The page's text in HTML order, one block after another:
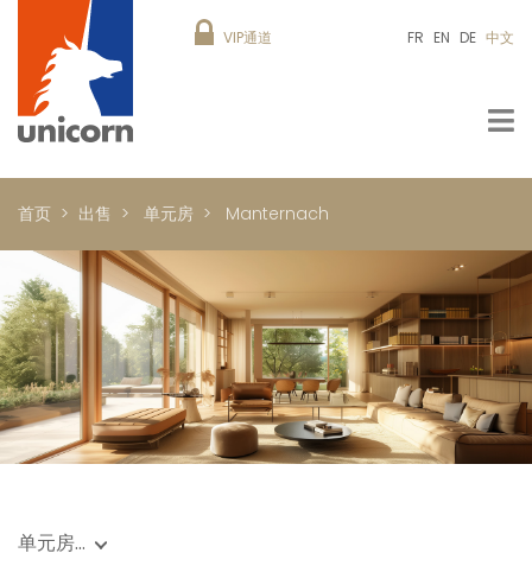
VIP通道 FR EN DE 中文
首页 出售 单元房 Manternach
单元房…